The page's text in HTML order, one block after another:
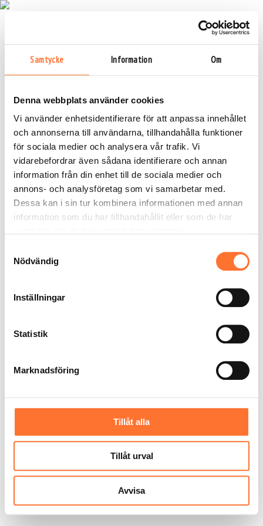
Samtycke Information Om
Denna webbplats använder cookies
Vi använder enhetsidentifierare för att anpassa innehållet
och annonserna till användarna, tillhandahålla funktioner
för sociala medier och analysera vår trafik. Vi
vidarebefordrar även sådana identifierare och annan
information från din enhet till de sociala medier och
annons- och analysföretag som vi samarbetar med.
Dessa kan i sin tur kombinera informationen med annan
information som du har tillhandahållit eller som de har
Nödvändig
Inställningar
Statistik
Marknadsföring
Tillåt alla
Tillåt urval
Avvisa